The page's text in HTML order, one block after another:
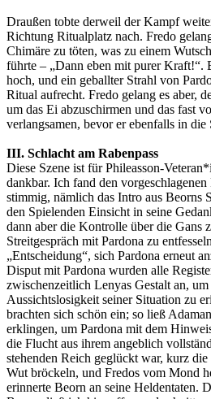
Draußen tobte derweil der Kampf
Richtung Ritualplatz nach. Fredo
Chimäre zu töten, was zu einem
führte – „Dann eben mit purer Kraft!“.
hoch, und ein geballter Strahl von
Ritual aufrecht. Fredo gelang es aber,
um das Ei abzuschirmen und das fast
verlangsamen, bevor er ebenfalls in die
III. Schlacht am Rabenpass
Diese Szene ist für Phileasson-
dankbar. Ich fand den
stimmig, nämlich das Intro aus Beorns
den Spielenden Einsicht in seine
dann aber die Kontrolle über die Gans
Streitgespräch mit Pardona zu
„Entscheidung“, sich Pardona erneut
Disput mit Pardona wurden alle
zwischenzeitlich Lenyas Gestalt an,
Aussichtslosigkeit seiner Situation zu
brachten sich schön ein; so ließ
erklingen, um Pardona mit dem
die Flucht aus ihrem angeblich
stehenden Reich geglückt war, kurz
Wut bröckeln, und Fredos vom Mond
erinnerte Beorn an seine Heldentaten.